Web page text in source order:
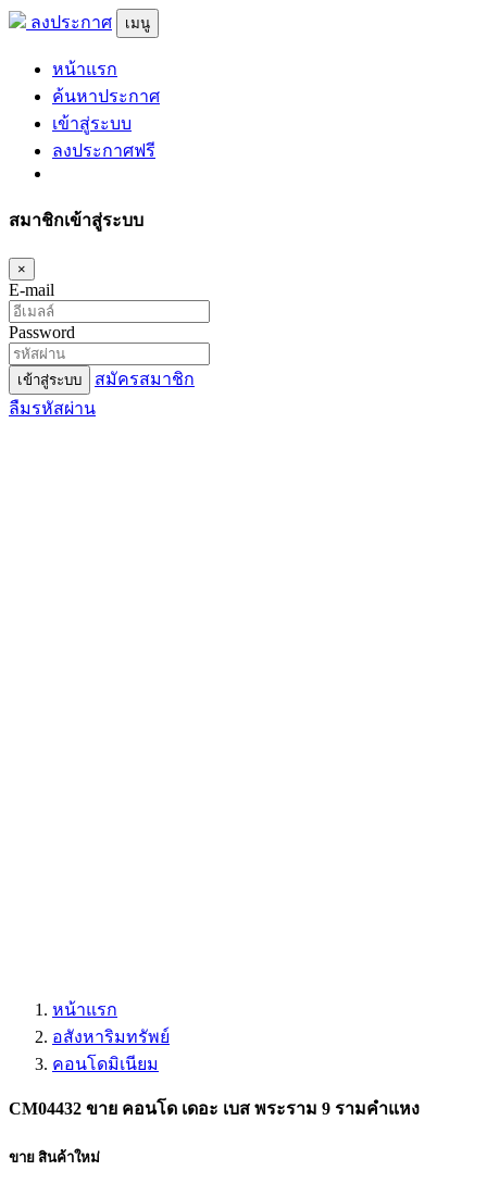
ลงประกาศ เมนู
หน้าแรก
ค้นหาประกาศ
เข้าสู่ระบบ
ลงประกาศฟรี
สมาชิกเข้าสู่ระบบ
×
E-mail
Password
เข้าสู่ระบบ
สมัครสมาชิก
ลืมรหัสผ่าน
หน้าแรก
อสังหาริมทรัพย์
คอนโดมิเนียม
CM04432 ขาย คอนโด เดอะ เบส พระราม 9 รามคำแหง
ขาย สินค้าใหม่